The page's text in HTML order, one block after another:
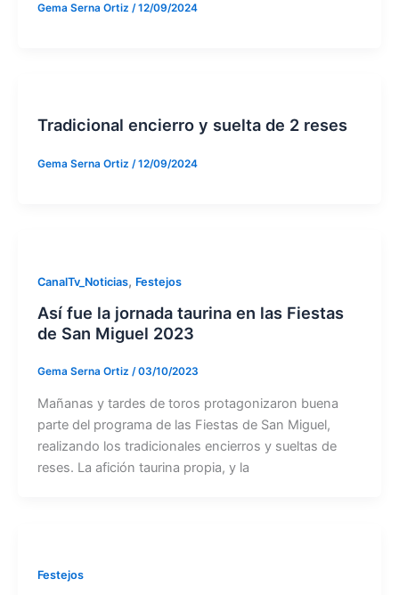
Gema Serna Ortiz /12/09/2024
Tradicional encierro y suelta de 2 reses
Gema Serna Ortiz /12/09/2024
CanalTv_Noticias, Festejos
Así fue la jornada taurina en las Fiestas
de San Miguel 2023
Gema Serna Ortiz /03/10/2023
Mañanas y tardes de toros protagonizaron buena
parte del programa de las Fiestas de San Miguel,
realizando los tradicionales encierros y sueltas de
reses. La afición taurina propia, y la
Festejos